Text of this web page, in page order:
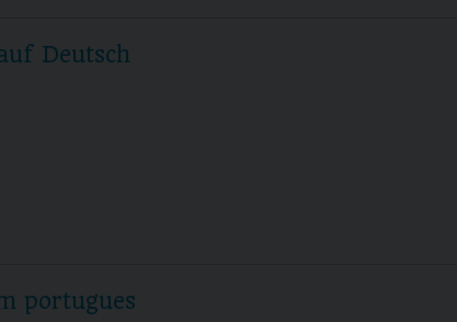
Deutsch
portugues